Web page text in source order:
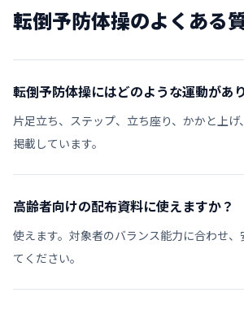
転倒予防体操のよくある
転倒予防体操にはどのような運動があ
片足立ち、ステップ、立ち座り、かかと上
掲載しています。
高齢者向けの配布資料に使えますか？
使えます。対象者のバランス能力に合わせ
てください。